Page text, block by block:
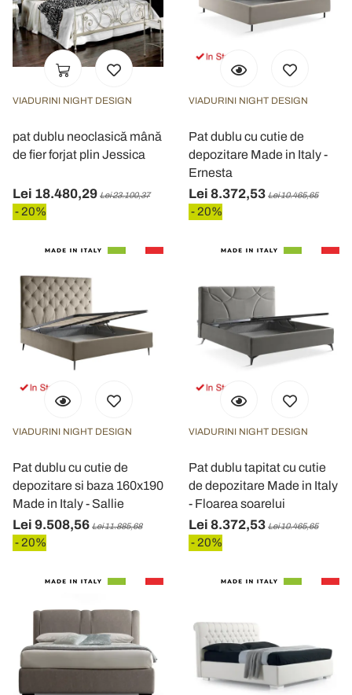
VIADURINI NIGHT DESIGN
pat dublu neoclasică mână
de fier forjat plin Jessica
Lei 18.480,29 Lei 23.100,37
- 20%
VIADURINI NIGHT DESIGN
Pat dublu cu cutie de
depozitare Made in Italy -
Ernesta
Lei 8.372,53 Lei 10.465,65
- 20%
VIADURINI NIGHT DESIGN
Pat dublu cu cutie de
depozitare si baza 160x190
Made in Italy - Sallie
Lei 9.508,56 Lei 11.885,68
- 20%
VIADURINI NIGHT DESIGN
Pat dublu tapitat cu cutie
de depozitare Made in Italy
- Floarea soarelui
Lei 8.372,53 Lei 10.465,65
- 20%